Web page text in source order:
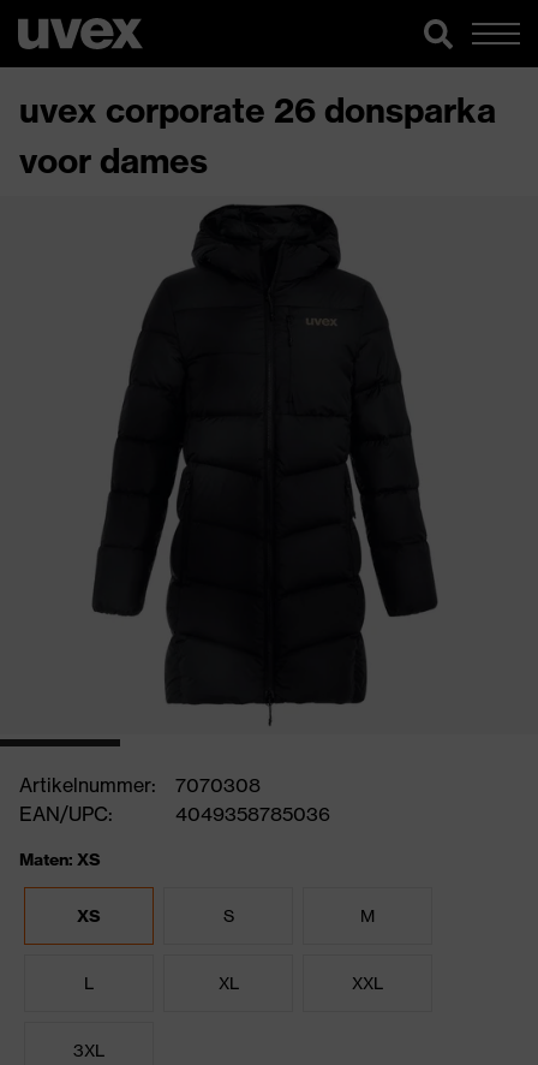
uvex corporate 26 donsparka
voor dames
Artikelnummer:
7070308
EAN/UPC:
4049358785036
Maten: XS
XS S M
L XL XXL
3XL